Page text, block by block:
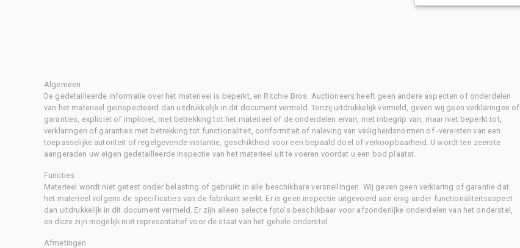
Algemeen
De gedetailleerde informatie over het materieel is beperkt, en Ritchie Bros. Auctioneers heeft geen andere aspecten of onderdelen
van het materieel geïnspecteerd dan uitdrukkelijk in dit document vermeld. Tenzij uitdrukkelijk vermeld, geven wij geen verklaringen of
garanties, expliciet of impliciet, met betrekking tot het materieel of de onderdelen ervan, met inbegrip van, maar niet beperkt tot,
verklaringen of garanties met betrekking tot functionaliteit, conformiteit of naleving van veiligheidsnormen of -vereisten van een
toepasselijke autoriteit of regelgevende instantie, geschiktheid voor een bepaald doel of verkoopbaarheid. U wordt ten zeerste
aangeraden uw eigen gedetailleerde inspectie van het materieel uit te voeren voordat u een bod plaatst.
Functies
Materieel wordt niet getest onder belasting of gebruikt in alle beschikbare versnellingen. Wij geven geen verklaring of garantie dat
het materieel volgens de specificaties van de fabrikant werkt. Er is geen inspectie uitgevoerd aan enig ander functionaliteitsaspect
dan uitdrukkelijk in dit document vermeld. Er zijn alleen selecte foto's beschikbaar voor afzonderlijke onderdelen van het onderstel,
en deze zijn mogelijk niet representatief voor de staat van het gehele onderstel.
Afmetingen